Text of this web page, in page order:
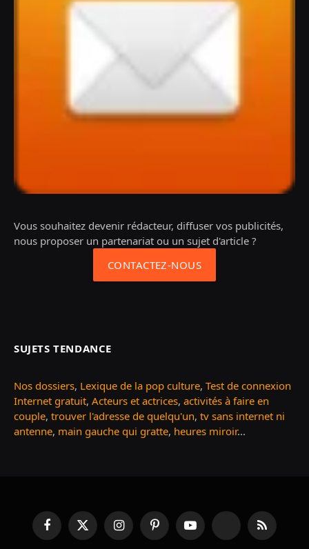
Vous souhaitez devenir rédacteur, diffuser vos publicités,
nous proposer un partenariat ou un sujet d'article ?
CONTACTEZ-NOUS
SUJETS TENDANCE
Nos dossiers, Lexique de la pop culture, Test de connexion
Internet gratuit, Acteurs et actrices, activités à faire en
couple, trouver l'adresse de quelqu'un, tv sans internet ni
antenne, main gauche qui gratte, heures miroir...
FacebookX
(Twitter)
InstagramPinterestYouTube TikTok RSS